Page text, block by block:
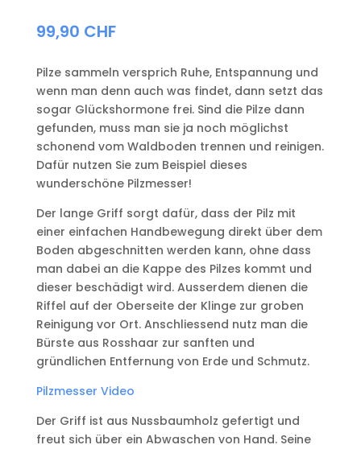
99,90 CHF
Pilze sammeln versprich Ruhe, Entspannung und
wenn man denn auch was findet, dann setzt das
sogar Glückshormone frei. Sind die Pilze dann
gefunden, muss man sie ja noch möglichst
schonend vom Waldboden trennen und reinigen.
Dafür nutzen Sie zum Beispiel dieses
wunderschöne Pilzmesser!
Der lange Griff sorgt dafür, dass der Pilz mit
einer einfachen Handbewegung direkt über dem
Boden abgeschnitten werden kann, ohne dass
man dabei an die Kappe des Pilzes kommt und
dieser beschädigt wird. Ausserdem dienen die
Riffel auf der Oberseite der Klinge zur groben
Reinigung vor Ort. Anschliessend nutz man die
Bürste aus Rosshaar zur sanften und
gründlichen Entfernung von Erde und Schmutz.
Pilzmesser Video
Der Griff ist aus Nussbaumholz gefertigt und
freut sich über ein Abwaschen von Hand. Seine